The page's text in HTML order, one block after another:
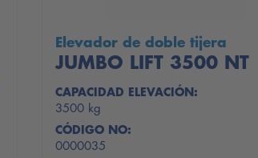
Elevador de doble tijera
JUMBO LIFT 3500 NT
CAPACIDAD ELEVACIÓN:
3500 kg
CÓDIGO NO:
0000035